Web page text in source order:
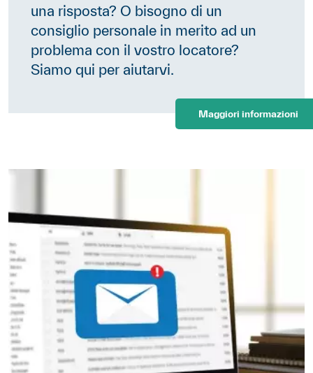
una risposta? O bisogno di un
consiglio personale in merito ad un
problema con il vostro locatore?
Siamo qui per aiutarvi.
Maggiori informazioni